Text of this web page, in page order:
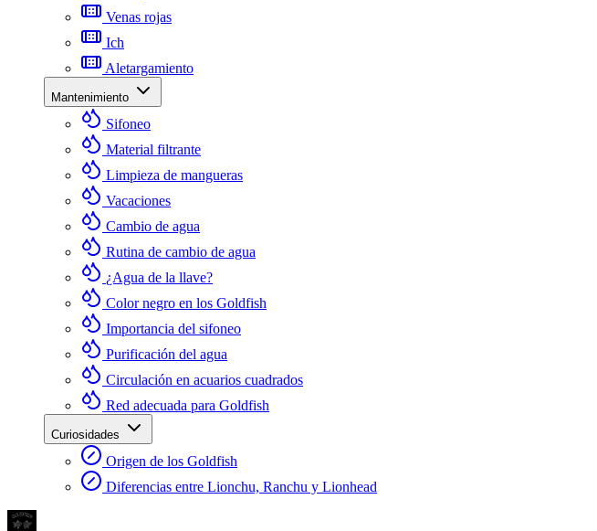
Venas rojas
Ich
Aletargamiento
Mantenimiento
Sifoneo
Material filtrante
Limpieza de mangueras
Vacaciones
Cambio de agua
Rutina de cambio de agua
¿Agua de la llave?
Color negro en los Goldfish
Importancia del sifoneo
Purificación del agua
Circulación en acuarios cuadrados
Red adecuada para Goldfish
Curiosidades
Origen de los Goldfish
Diferencias entre Lionchu, Ranchu y Lionhead